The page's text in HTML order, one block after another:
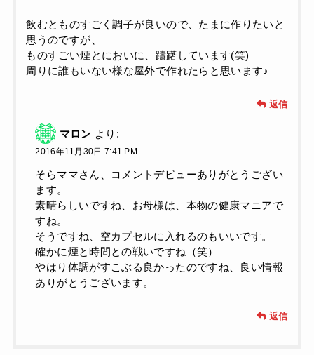
飲むとものすごく調子が良いので、たまに作りたいと
思うのですが、
ものすごい煙とにおいに、躊躇しています(笑)
周りに誰もいない様な屋外で作れたらと思います♪
返信
マロン より:
2016年11月30日 7:41 PM
そらママさん、コメントデビューありがとうござい
ます。
素晴らしいですね、お母様は、本物の健康マニアで
すね。
そうですね、空カプセルに入れるのもいいです。
確かに煙と時間との戦いですね（笑）
やはり体調がすこぶる良かったのですね、良い情報
ありがとうございます。
返信